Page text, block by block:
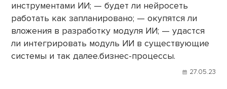
инструментами ИИ; — будет ли нейросеть
работать как запланировано; — окупятся ли
вложения в разработку модуля ИИ; — удастся
ли интегрировать модуль ИИ в существующие
системы и так далее.бизнес-процессы.
27.05.23